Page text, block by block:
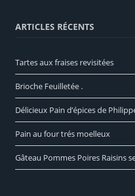
ARTICLES RÉCENTS
Tartes aux fraises revisitées
Brioche Feuilletée .
Délicieux Pain d’épices de
Pain au four trés moelleux
Gâteau Pommes Poires Raisins